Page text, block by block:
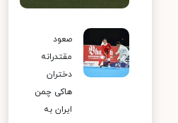
صعود
مقتدرانه
دختران
هاکی چمن
ایران به